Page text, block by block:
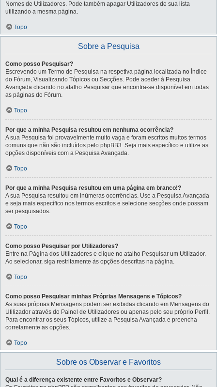
Nomes de Utilizadores. Pode também apagar Utilizadores de sua lista
utilizando a mesma página.
Topo
Sobre a Pesquisa
Como posso Pesquisar?
Escrevendo um Termo de Pesquisa na respetiva página localizada no Índice
do Fórum, Visualizando Tópicos ou Secções. Pode aceder à Pesquisa
Avançada clicando no atalho Pesquisar que encontra-se disponível em todas
as páginas do Fórum.
Topo
Por que a minha Pesquisa resultou em nenhuma ocorrência?
A sua Pesquisa foi provavelmente muito vaga e foram escritos muitos termos
comuns que não são incluídos pelo phpBB3. Seja mais específico e utilize as
opções disponíveis com a Pesquisa Avançada.
Topo
Por que a minha Pesquisa resultou em uma página em branco!?
A sua Pesquisa resultou em inúmeras ocorrências. Use a Pesquisa Avançada
e seja mais específico nos termos escritos e selecione secções onde possam
ser pesquisados.
Topo
Como posso Pesquisar por Utilizadores?
Entre na Página dos Utilizadores e clique no atalho Pesquisar um Utilizador.
Ao selecionar, siga restritamente às opções descritas na página.
Topo
Como posso Pesquisar minhas Próprias Mensagens e Tópicos?
As suas próprias Mensagens podem ser exibidas clicando em Mensagens do
Utilizador através do Painel de Utilizadores ou apenas pelo seu próprio Perfil.
Para encontrar os seus Tópicos, utilize a Pesquisa Avançada e preencha
corretamente as opções.
Topo
Sobre os Observar e Favoritos
Qual é a diferença existente entre Favoritos e Observar?